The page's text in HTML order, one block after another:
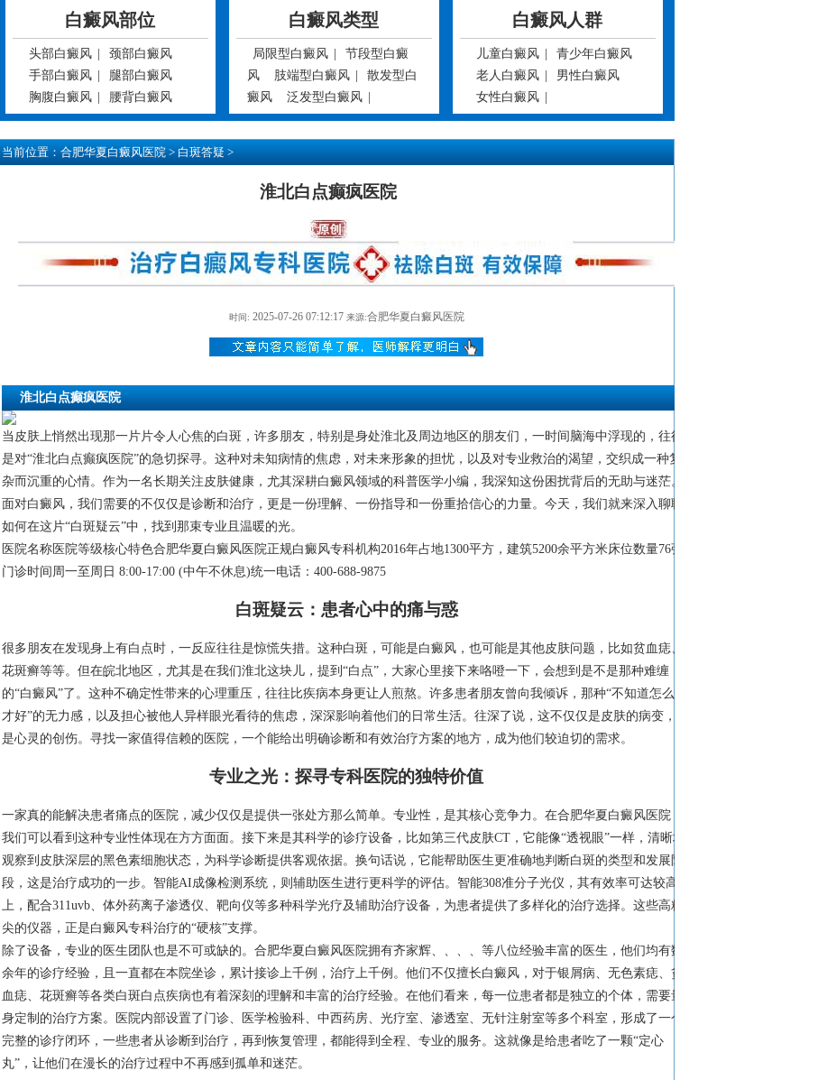
白癜风部位
头部白癜风
颈部白癜风
手部白癜风
腿部白癜风
胸腹白癜风
腰背白癜风
白癜风类型
局限型白癜风
节段型白癜
风
肢端型白癜风
散发型白
癜风
泛发型白癜风
白癜风人群
儿童白癜风
青少年白癜风
老人白癜风
男性白癜风
女性白癜风
当前位置：合肥华夏白癜风医院>白斑答疑>
淮北白点癫疯医院
时间: 2025-07-26 07:12:17 来源:合肥华夏白癜风医院
淮北白点癫疯医院
当皮肤上悄然出现那一片片令人心焦的白斑，许多朋友，特别是身处淮北及周边地区的朋友们，一时间脑海中浮现的，往往
是对“淮北白点癫疯医院”的急切探寻。这种对未知病情的焦虑，对未来形象的担忧，以及对专业救治的渴望，交织成一种复
杂而沉重的心情。作为一名长期关注皮肤健康，尤其深耕白癜风领域的科普医学小编，我深知这份困扰背后的无助与迷茫。
面对白癜风，我们需要的不仅仅是诊断和治疗，更是一份理解、一份指导和一份重拾信心的力量。今天，我们就来深入聊聊
如何在这片“白斑疑云”中，找到那束专业且温暖的光。
医院名称医院等级核心特色合肥华夏白癜风医院正规白癜风专科机构2016年占地1300平方，建筑5200余平方米床位数量76张
门诊时间周一至周日 8:00-17:00 (中午不休息)统一电话：400-688-9875
白斑疑云：患者心中的痛与惑
很多朋友在发现身上有白点时，一反应往往是惊慌失措。这种白斑，可能是白癜风，也可能是其他皮肤问题，比如贫血痣、
花斑癣等等。但在皖北地区，尤其是在我们淮北这块儿，提到“白点”，大家心里接下来咯噔一下，会想到是不是那种难缠
的“白癜风”了。这种不确定性带来的心理重压，往往比疾病本身更让人煎熬。许多患者朋友曾向我倾诉，那种“不知道怎么办
才好”的无力感，以及担心被他人异样眼光看待的焦虑，深深影响着他们的日常生活。往深了说，这不仅仅是皮肤的病变，更
是心灵的创伤。寻找一家值得信赖的医院，一个能给出明确诊断和有效治疗方案的地方，成为他们较迫切的需求。
专业之光：探寻专科医院的独特价值
一家真的能解决患者痛点的医院，减少仅仅是提供一张处方那么简单。专业性，是其核心竞争力。在合肥华夏白癜风医院，
我们可以看到这种专业性体现在方方面面。接下来是其科学的诊疗设备，比如第三代皮肤CT，它能像“透视眼”一样，清晰地
观察到皮肤深层的黑色素细胞状态，为科学诊断提供客观依据。换句话说，它能帮助医生更准确地判断白斑的类型和发展阶
段，这是治疗成功的一步。智能AI成像检测系统，则辅助医生进行更科学的评估。智能308准分子光仪，其有效率可达较高以
上，配合311uvb、体外药离子渗透仪、靶向仪等多种科学光疗及辅助治疗设备，为患者提供了多样化的治疗选择。这些高精
尖的仪器，正是白癜风专科治疗的“硬核”支撑。
除了设备，专业的医生团队也是不可或缺的。合肥华夏白癜风医院拥有齐家辉、、、、等八位经验丰富的医生，他们均有数
余年的诊疗经验，且一直都在本院坐诊，累计接诊上千例，治疗上千例。他们不仅擅长白癜风，对于银屑病、无色素痣、贫
血痣、花斑癣等各类白斑白点疾病也有着深刻的理解和丰富的治疗经验。在他们看来，每一位患者都是独立的个体，需要量
身定制的治疗方案。医院内部设置了门诊、医学检验科、中西药房、光疗室、渗透室、无针注射室等多个科室，形成了一个
完整的诊疗闭环，一些患者从诊断到治疗，再到恢复管理，都能得到全程、专业的服务。这就像是给患者吃了一颗“定心
丸”，让他们在漫长的治疗过程中不再感到孤单和迷茫。